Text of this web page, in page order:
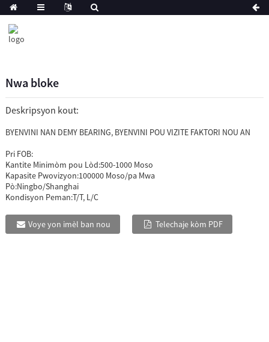
Nwa bloke
Deskripsyon kout:
BYENVINI NAN DEMY BEARING, BYENVINI POU VIZITE FAKTORI NOU AN
Pri FOB:
Kantite Minimòm pou Lòd:500-1000 Moso
Kapasite Pwovizyon:100000 Moso/pa Mwa
Pò:Ningbo/Shanghai
Kondisyon Peman:T/T, L/C
Voye yon imèl ban nou Telechaje kòm PDF